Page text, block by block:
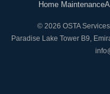
Home Maintenance
Paradise Lake Tower B9,